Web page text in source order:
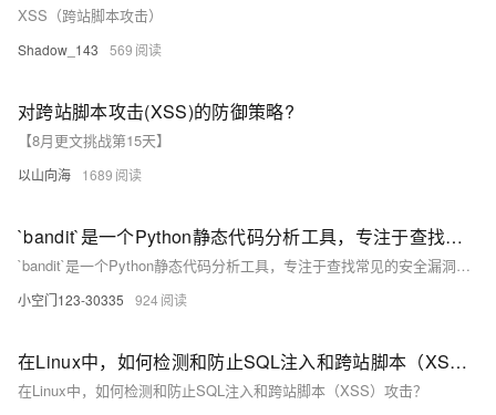
XSS（跨站脚本攻击）
Shadow_143 569
对跨站脚本攻击(XSS)的防御策略?
【8月更文挑战第15天】
以山向海 1689
`bandit`是一个Python静态代码分析工具，专注于查找常见的安全漏洞，如SQL注入、跨站脚本（XSS）等。
`bandit`是一个Python静态代码分析工具，专注于查找常见的安全漏洞，如SQL注入、跨站脚本（XSS）等。
小空门123-30335 924
在Linux中，如何检测和防止SQL注入和跨站脚本（XSS）攻击？
在Linux中，如何检测和防止SQL注入和跨站脚本（XSS）攻击？